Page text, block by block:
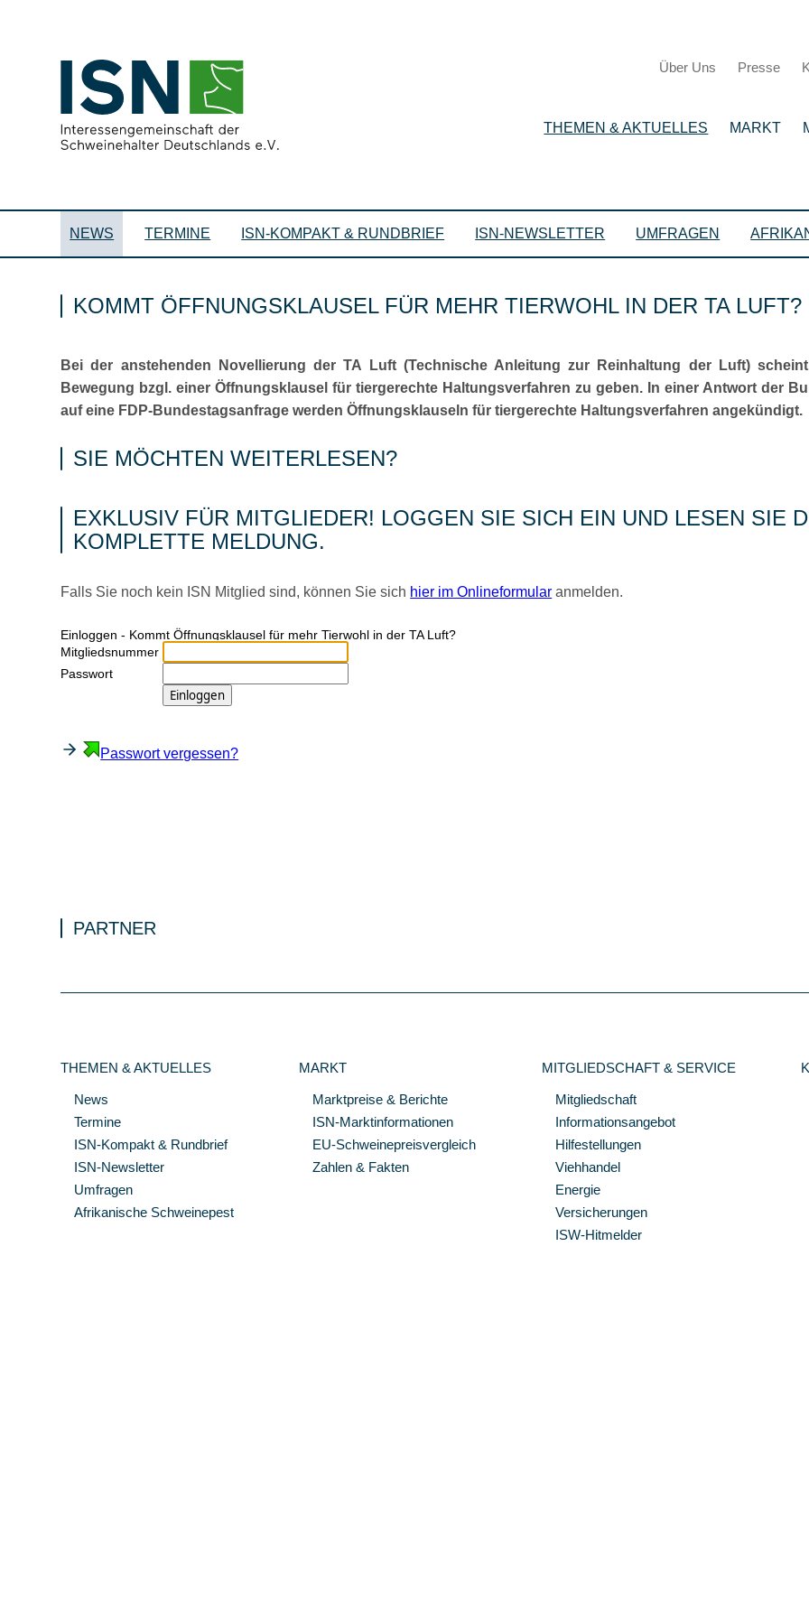
Über Uns Presse
THEMEN & AKTUELLES MARKT
NEWS TERMINE ISN-KOMPAKT & RUNDBRIEF ISN-NEWSLETTER UMFRAGEN
KOMMT ÖFFNUNGSKLAUSEL FÜR MEHR TIERWOHL IN DER TA LUFT?
Bei der anstehenden Novellierung der TA Luft (Technische Anleitung zur Reinhaltung der Luft)
Bewegung bzgl. einer Öffnungsklausel für tiergerechte Haltungsverfahren zu geben. In einer Antwort der
auf eine FDP-Bundestagsanfrage werden Öffnungsklauseln für tiergerechte Haltungsverfahren angekündigt.
SIE MÖCHTEN WEITERLESEN?
EXKLUSIV FÜR MITGLIEDER! LOGGEN SIE SICH EIN UND LESEN SIE
KOMPLETTE MELDUNG.
Falls Sie noch kein ISN Mitglied sind, können Sie sich hier im Onlineformular anmelden.
Ein­log­gen - Kommt Öffnungsklausel für mehr Tierwohl in der TA Luft?
Mitgliedsnummer
Passwort
Passwort vergessen?
PARTNER
THEMEN & AKTUELLES
News
Termine
ISN-Kompakt & Rundbrief
ISN-Newsletter
Umfragen
Afrikanische Schweinepest
MARKT
Marktpreise & Berichte
ISN-Marktinformationen
EU-Schweinepreisvergleich
Zahlen & Fakten
MITGLIEDSCHAFT & SERVICE
Mitgliedschaft
Informationsangebot
Hilfestellungen
Viehhandel
Energie
Versicherungen
ISW-Hitmelder